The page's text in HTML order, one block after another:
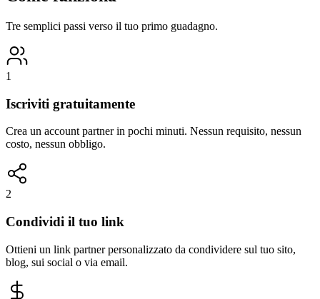
Tre semplici passi verso il tuo primo guadagno.
1
Iscriviti gratuitamente
Crea un account partner in pochi minuti. Nessun requisito, nessun
costo, nessun obbligo.
2
Condividi il tuo link
Ottieni un link partner personalizzato da condividere sul tuo sito,
blog, sui social o via email.